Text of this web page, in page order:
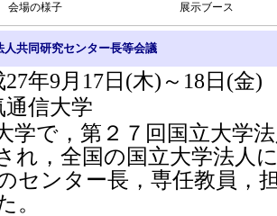
会場の様子 展示ブース
人共同研究センター長等会議
年9月17日(木)～18日(金)
信大学
学で，第２７回国立大学
れ，全国の国立大学法人
センター長，専任教員，
。